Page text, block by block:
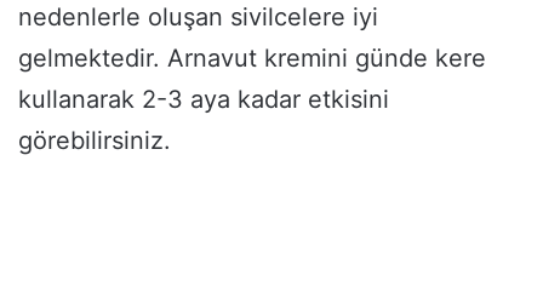
nedenlerle oluşan sivilcelere iyi
gelmektedir. Arnavut kremini günde kere
kullanarak 2-3 aya kadar etkisini
görebilirsiniz.